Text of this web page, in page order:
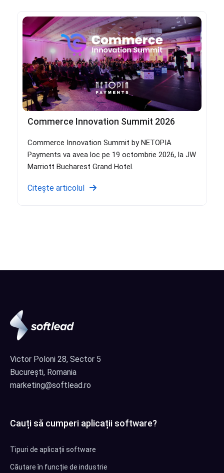
Commerce Innovation Summit 2026
Commerce Innovation Summit by NETOPIA
Payments va avea loc pe 19 octombrie 2026, la JW
Marriott Bucharest Grand Hotel.
Citește articolul
Victor Poloni 28, Sector 5
București, Romania
marketing@softlead.ro
Cauți să cumperi aplicații software?
Tipuri de aplicații software
Căutare în funcție de industrie